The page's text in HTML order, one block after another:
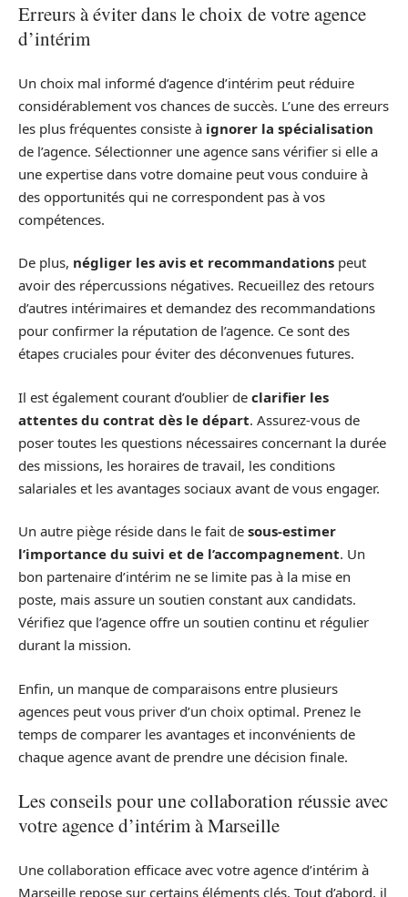
Erreurs à éviter dans le choix de votre agence
d’intérim
Un choix mal informé d’agence d’intérim peut réduire
considérablement vos chances de succès. L’une des erreurs
les plus fréquentes consiste à ignorer la spécialisation
de l’agence. Sélectionner une agence sans vérifier si elle a
une expertise dans votre domaine peut vous conduire à
des opportunités qui ne correspondent pas à vos
compétences.
De plus, négliger les avis et recommandations peut
avoir des répercussions négatives. Recueillez des retours
d’autres intérimaires et demandez des recommandations
pour confirmer la réputation de l’agence. Ce sont des
étapes cruciales pour éviter des déconvenues futures.
Il est également courant d’oublier de clarifier les
attentes du contrat dès le départ. Assurez-vous de
poser toutes les questions nécessaires concernant la durée
des missions, les horaires de travail, les conditions
salariales et les avantages sociaux avant de vous engager.
Un autre piège réside dans le fait de sous-estimer
l’importance du suivi et de l’accompagnement. Un
bon partenaire d’intérim ne se limite pas à la mise en
poste, mais assure un soutien constant aux candidats.
Vérifiez que l’agence offre un soutien continu et régulier
durant la mission.
Enfin, un manque de comparaisons entre plusieurs
agences peut vous priver d’un choix optimal. Prenez le
temps de comparer les avantages et inconvénients de
chaque agence avant de prendre une décision finale.
Les conseils pour une collaboration réussie avec
votre agence d’intérim à Marseille
Une collaboration efficace avec votre agence d’intérim à
Marseille repose sur certains éléments clés. Tout d’abord, il